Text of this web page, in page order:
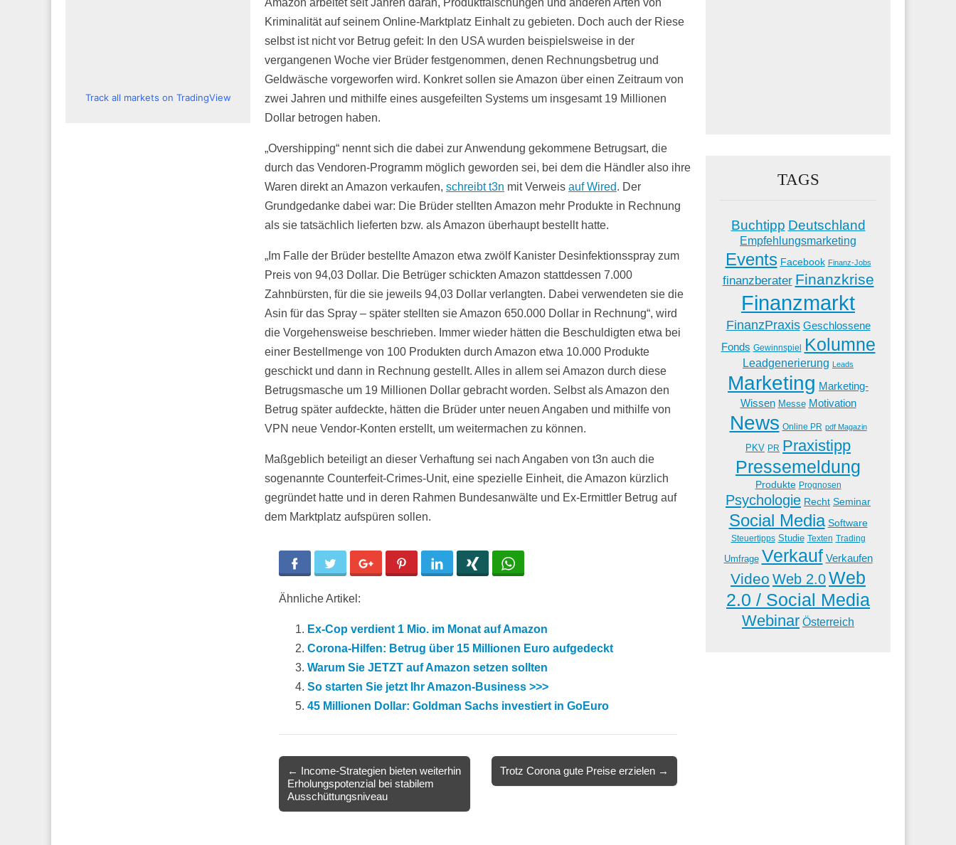
Kriminalität auf seinem Online-Marktplatz Einhalt zu gebieten. Doch auch der Riese
selbst ist nicht vor Betrug gefeit: In den USA wurden beispielsweise in der
vergangenen Woche vier Brüder festgenommen, denen Rechnungsbetrug und
Geldwäsche vorgeworfen wird. Konkret sollen sie Amazon über einen Zeitraum von
zwei Jahren und mithilfe eines ausgefeilten Systems um insgesamt 19 Millionen
Dollar betrogen haben.
„Overshipping“ nennt sich die dabei zur Anwendung gekommene Betrugsart, die
durch das Vendoren-Programm möglich geworden sei, bei dem die Händler also ihre
Waren direkt an Amazon verkaufen, schreibt t3n mit Verweis auf Wired. Der
Grundgedanke dabei war: Die Brüder stellten Amazon mehr Produkte in Rechnung
als sie tatsächlich lieferten bzw. als Amazon überhaupt bestellt hatte.
„Im Falle der Brüder bestellte Amazon etwa zwölf Kanister Desinfektionsspray zum
Preis von 94,03 Dollar. Die Betrüger schickten Amazon stattdessen 7.000
Zahnbürsten, für die sie jeweils 94,03 Dollar verlangten. Dabei verwendeten sie die
Asin für das Spray – später stellten sie Amazon 650.000 Dollar in Rechnung“, wird
die Vorgehensweise beschrieben. Immer wieder hätten die Beschuldigten etwa bei
einer Bestellmenge von 100 Produkten durch Amazon etwa 10.000 Produkte
geschickt und dann in Rechnung gestellt. Alles in allem sei Amazon durch diese
Betrugsmasche um 19 Millionen Dollar gebracht worden. Selbst als Amazon den
Betrug später aufdeckte, hätten die Brüder unter neuen Angaben und mithilfe von
VPN neue Vendor-Konten erstellt, um weitermachen zu können.
Maßgeblich beteiligt an dieser Verhaftung sei nach Angaben von t3n auch die
sogenannte Counterfeit-Crimes-Unit, eine spezielle Einheit, die Amazon kürzlich
gegründet hatte und in deren Rahmen Bundesanwälte und Ex-Ermittler Betrug auf
dem Marktplatz aufspüren sollen.
Facebook Twitter Google+ Pinterest LinkedIn
Ähnliche Artikel:
Ex-Cop verdient 1 Mio. im Monat auf Amazon
Corona-Hilfen: Betrug über 15 Millionen Euro aufgedeckt
Warum Sie JETZT auf Amazon setzen sollten
So starten Sie jetzt Ihr Amazon-Business >>>
45 Millionen Dollar: Goldman Sachs investiert in GoEuro
navigation
← Income-Strategien bieten weiterhin
Erholungspotenzial bei stabilem
Ausschüttungsniveau
Trotz Corona gute Preise erzielen →
Track all markets on TradingView
TAGS
Buchtipp Deutschland
Empfehlungsmarketing
Events Facebook Finanz-Jobs
finanzberater Finanzkrise
Finanzmarkt
FinanzPraxis Geschlossene
Fonds Gewinnspiel Kolumne
Leadgenerierung Leads
Marketing Marketing-
Wissen Messe Motivation
News Online PR pdf Magazin
PKV PR Praxistipp
Pressemeldung
Produkte Prognosen
Psychologie Recht Seminar
Social Media Software
Steuertipps Studie Texten Trading
Umfrage Verkauf Verkaufen
Video Web 2.0Web
2.0 / Social Media
Webinar Österreich